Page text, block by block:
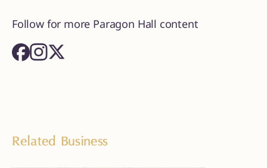
Follow for more Paragon Hall content
Related Business